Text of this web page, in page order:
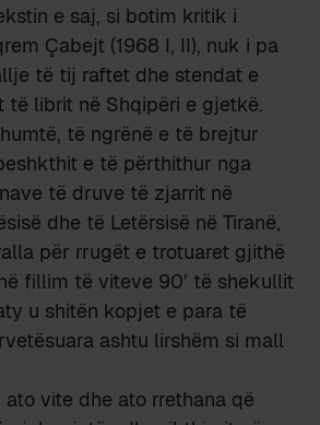
e saj, si botim kritik i
Çabejt (1968 I, II), nuk i pa
të tij raftet dhe stendat e
librit në Shqipëri e gjetkë.
të ngrënë e të brejtur
e të përthithur nga
të druve të zjarrit në
dhe të Letërsisë në Tiranë,
për rrugët e trotuaret gjithë
fillim të viteve 90’ të shekullit
u shitën kopjet e para të
ashtu lirshëm si mall
vite dhe ato rrethana që